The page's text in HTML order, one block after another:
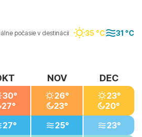
počasie v destinácii 35 °C 31 °C
30°
27°
27°
NOV
26°
23°
25°
DEC
23°
20°
23°